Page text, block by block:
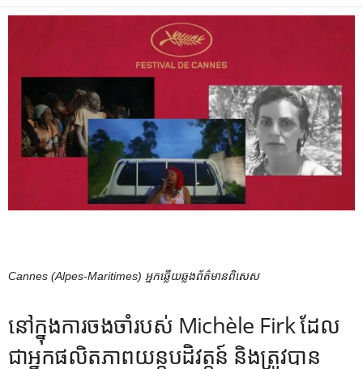
Cannes (Alpes-Maritimes) អ្នកឆ្លើយឆ្លងព័ត៌មានពិសេស
នៅក្នុងការចងចាំរបស់ Michèle Firk ដែល
ជាអ្នកផលិតភាពយន្តបដិវត្តន៍ និងត្រូវបាន